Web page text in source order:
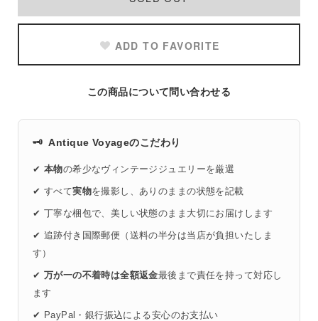
ADD TO FAVORITE
この商品について問い合わせる
🗝️ Antique Voyageのこだわり
✔ 本物の希少なヴィンテージジュエリーを厳選
✔ すべて実物を撮影し、ありのままの状態を記載
✔ 丁寧な梱包で、美しい状態のまま大切にお届けします
✔ 追跡付き国際郵便（送料の半分は当店が負担いたしま
す）
✔ 万が一の不着時は全額返金最後まで責任を持って対応し
ます
✔ PayPal・銀行振込による安心のお支払い